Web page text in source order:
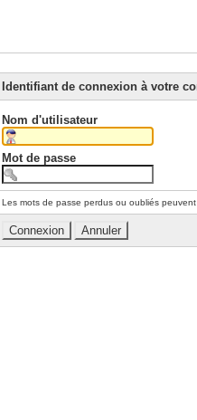
Identifiant de connexion à votre
Nom d'utilisateur
Mot de passe
Les mots de passe perdus ou oubliés